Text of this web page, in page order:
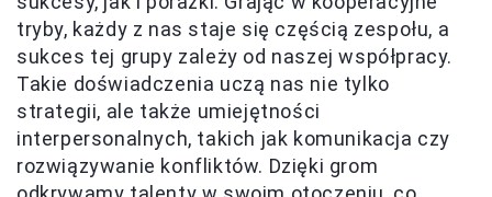
tryby, każdy z nas staje się częścią zespołu, a
sukces tej grupy zależy od naszej współpracy.
Takie doświadczenia uczą nas nie tylko
strategii, ale także umiejętności
interpersonalnych, takich jak komunikacja czy
rozwiązywanie konfliktów. Dzięki grom